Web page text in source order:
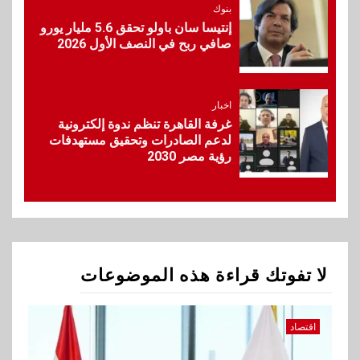
جهازًا مثاليًا للشباب
10
خطط نمو «بلد» لتعزيز حضورها
في سوق تحويلات المصريين
بالخارج
1
وزيرا التخطيط والبترول يبحثان
اقتصاد
المخاوف بشأن مستقبل الملاحة
بنوك
إنتيسا سان باولو تحقق 5.6 مليار يورو
صافي ربح في النصف الأول 2026
اخبار
غرفة القاهرة تنظم ندوة إلكترونية
لدعم الصادرات وتحقيق مستهدفات
رؤية مصر 2030
لا تفوتك قراءة هذه الموضوعات
اقتصاد